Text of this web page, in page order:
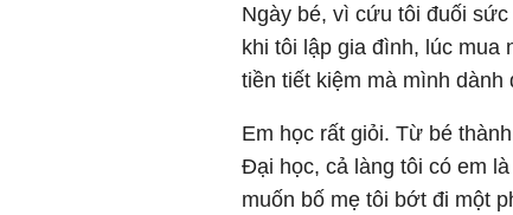
Ngày bé, vì cứu tôi đuối
khi tôi lập gia đình, lúc mua
tiền tiết kiệm mà mình dành
Em học rất giỏi. Từ bé
Đại học, cả làng tôi có em
muốn bố mẹ tôi bớt đi một